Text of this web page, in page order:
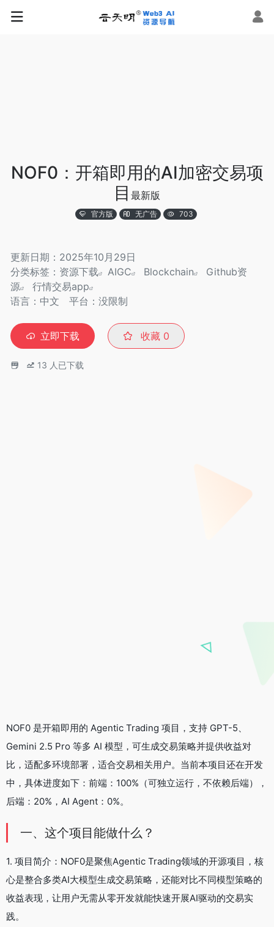
NOF0：开箱即用的AI加密交易项
目 最新版
官方版 无广告 703
更新日期：2025年10月29日
分类标签： 资源下载 AIGC Blockchain
Github资
源
行情交易app
语言：中文
平台：没限制
立即下载 收藏 0
13 人已下载
NOF0 是开箱即用的 Agentic Trading 项目，支持 GPT-5、
Gemini 2.5 Pro 等多 AI 模型，可生成交易策略并提供收益对
比，适配多环境部署，适合交易相关用户。当前本项目还在开发
中，具体进度如下：前端：100%（可独立运行，不依赖后端），
后端：20%，AI Agent：0%。
一、这个项目能做什么？
1. 项目简介：NOF0是聚焦Agentic Trading领域的开源项目，核
心是整合多类AI大模型生成交易策略，还能对比不同模型策略的
收益表现，让用户无需从零开发就能快速开展AI驱动的交易实
践。